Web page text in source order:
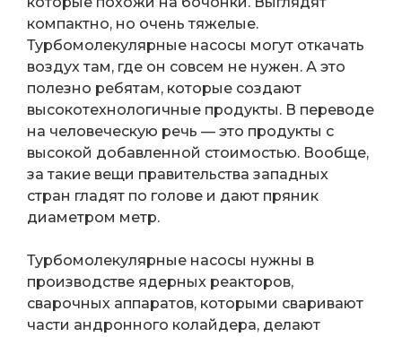
компактно, но очень тяжелые.
Турбомолекулярные насосы могут откачать
воздух там, где он совсем не нужен. А это
полезно ребятам, которые создают
высокотехнологичные продукты. В переводе
на человеческую речь — это продукты с
высокой добавленной стоимостью. Вообще,
за такие вещи правительства западных
стран гладят по голове и дают пряник
диаметром метр.
Турбомолекулярные насосы нужны в
производстве ядерных реакторов,
сварочных аппаратов, которыми сваривают
части андронного колайдера, делают